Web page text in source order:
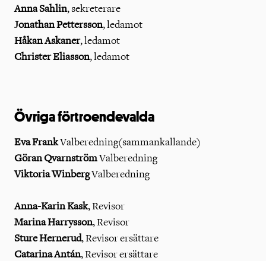
Anna Sahlin, sekreterare
Jonathan Pettersson, ledamot
Håkan Askaner, ledamot
Christer Eliasson, ledamot
Övriga förtroendevalda
Eva FrankValberedning(sammankallande)
Göran QvarnströmValberedning
Viktoria WinbergValberedning
Anna-Karin Kask, Revisor
Marina Harrysson, Revisor
Sture Hernerud, Revisor ersättare
Catarina Antán, Revisor ersättare